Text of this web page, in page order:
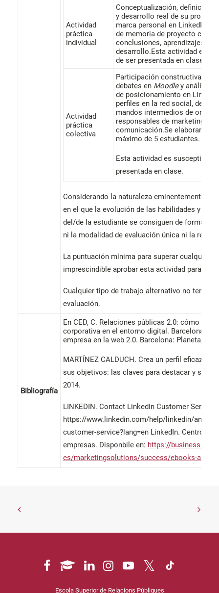
Actividad
práctica
individual
Conceptualización, definición
y desarrollo real de su propio
marca personal en LinkedIn.
de memoria de proyecto con
conclusiones, aprendizajes y
desarrollo.Esta actividad es
de ser presentada en clase.
Actividad
práctica
colectiva
Participación constructiva en
debates en Moodley análisis
de posicionamiento en
perfiles en la red social, desde
mandos intermedios de
responsables de marketing y
comunicación.Se elaborará en
máximo de 5 estudiantes.
Esta actividad es susceptible
presentada en clase.
Considerando la naturaleza eminentemente
en el que la evolución de las habilidades y
del/de la estudiante se consiguen de forma
ni la modalidad de evaluación única ni la
La puntuación mínima para superar cualquier
imprescindible aprobar esta actividad para
Cualquier tipo de trabajo alternativo no tendrá
evaluación.
Bibliografía
En CED, C. Relaciones públicas 2.0: cómo
corporativa en el entorno digital. Barcelona:
empresa en la web 2.0. Barcelona: Planeta,
MARTÍNEZ CALDUCH. Crea un perfil eficaz en
sus objetivos: las claves para destacar y ser
2014.
LINKEDIN. Contact LinkedIn Customer
https://www.linkedin.com/help/linkedin/
customer-service?lang=en LinkedIn. Centro de
empresas. Disponbile en: https://
es/marketingsolutions/success/ebooks-and-
Escola Superior de Relacions Públiques